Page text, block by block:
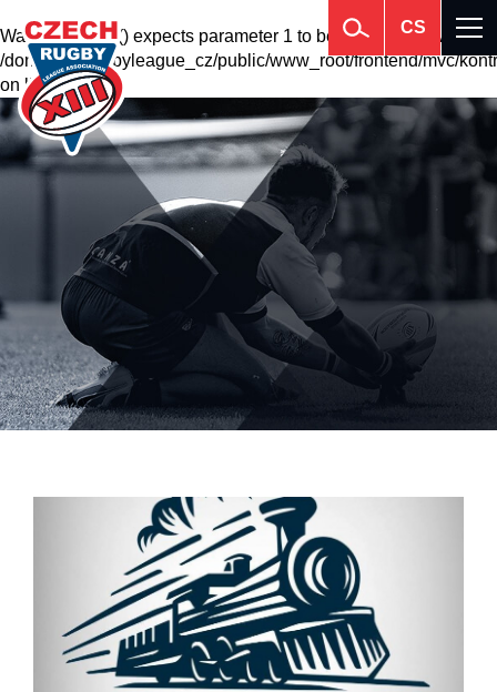
Warning: krsort() expects parameter 1 to be array, null given in
/domains2/rugbyleague_cz/public/www_root/frontend/mvc/
on line201
CS